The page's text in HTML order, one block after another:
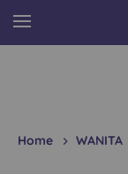
Home WANITA